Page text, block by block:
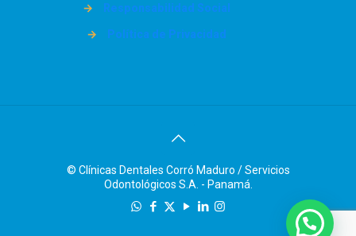
→ Responsabilidad Social
→ Política de Privacidad
© Clínicas Dentales Corró Maduro / Servicios
Odontológicos S.A. - Panamá.